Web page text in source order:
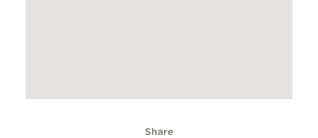
Share